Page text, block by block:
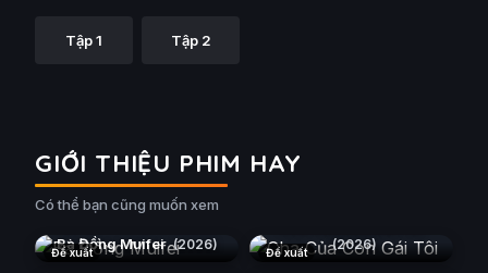
Tập 1 Tập 2
GIỚI THIỆU PHIM HAY
Có thể bạn cũng muốn xem
Đề xuất
Bà Đồng Muifei (2026) Đề xuất (2026)
Lực Lượng Tinh Nhuệ